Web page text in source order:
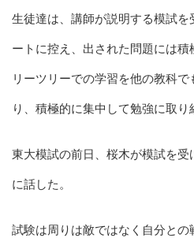
生徒達は、講師が説明する模試を
ートに控え、出された問題には
リーツリーでの学習を他の教科
り、積極的に集中して勉強に取り
東大模試の前日、桜木が模試を
に話した。
試験は周りは敵ではなく自分と